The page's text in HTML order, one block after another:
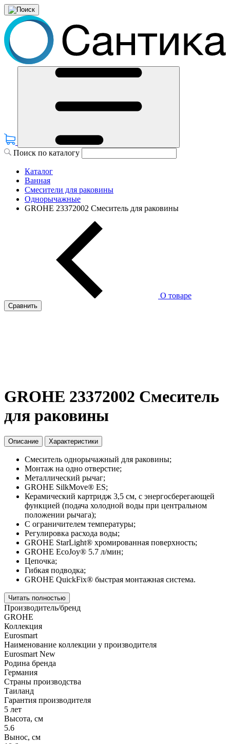
Поиск по каталогу
Каталог
Ванная
Смесители для раковины
Однорычажные
GROHE 23372002 Смеситель для раковины
О товаре
Сравнить
GROHE 23372002 Смеситель
для раковины
Описание Характеристики
Смеситель однорычажный для раковины;
Монтаж на одно отверстие;
Металлический рычаг;
GROHE SilkMove® ES;
Керамический картридж 3,5 см, с энергосберегающей
функцией (подача холодной воды при центральном
положении рычага);
С ограничителем температуры;
Регулировка расхода воды;
GROHE StarLight® хромированная поверхность;
GROHE EcoJoy® 5.7 л/мин;
Цепочка;
Гибкая подводка;
GROHE QuickFix® быстрая монтажная система.
Читать полностью
Производитель/бренд
GROHE
Коллекция
Eurosmart
Наименование коллекции у производителя
Eurosmart New
Родина бренда
Германия
Страны производства
Таиланд
Гарантия производителя
5 лет
Высота, см
5.6
Вынос, см